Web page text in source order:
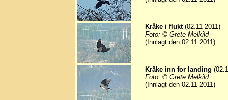
Kråke i flukt(02.11 2011)
Foto: © Grete Melkild
(Innlagt den 02.11 2011)
Kråke inn for landing
Foto: © Grete Melkild
(Innlagt den 02.11 2011)